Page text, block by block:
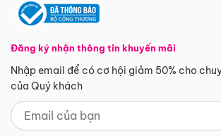
Đăng ký nhận thông tin khuyến mãi
Nhập email để có cơ hội giảm 50% cho
của Quý khách